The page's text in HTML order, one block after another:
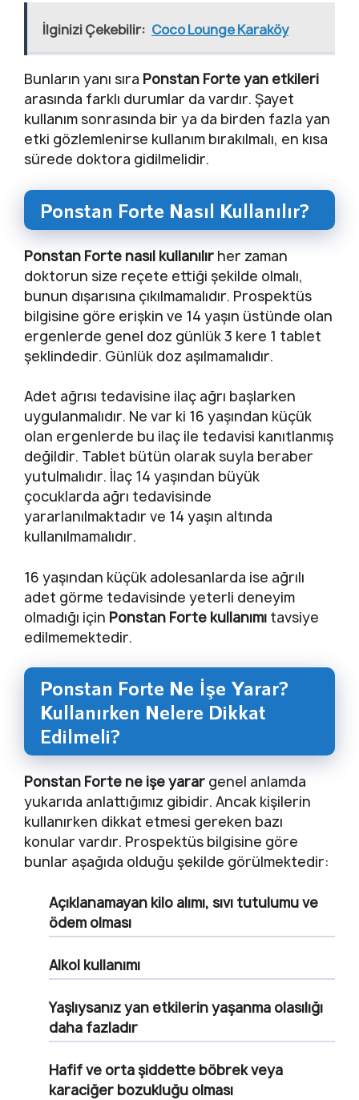
İlginizi Çekebilir: Coco Lounge Karaköy
Bunların yanı sıra Ponstan Forte yan etkileri
arasında farklı durumlar da vardır. Şayet
kullanım sonrasında bir ya da birden fazla yan
etki gözlemlenirse kullanım bırakılmalı, en kısa
sürede doktora gidilmelidir.
Ponstan Forte Nasıl Kullanılır?
Ponstan Forte nasıl kullanılır her zaman
doktorun size reçete ettiği şekilde olmalı,
bunun dışarısına çıkılmamalıdır. Prospektüs
bilgisine göre erişkin ve 14 yaşın üstünde olan
ergenlerde genel doz günlük 3 kere 1 tablet
şeklindedir. Günlük doz aşılmamalıdır.
Adet ağrısı tedavisine ilaç ağrı başlarken
uygulanmalıdır. Ne var ki 16 yaşından küçük
olan ergenlerde bu ilaç ile tedavisi kanıtlanmış
değildir. Tablet bütün olarak suyla beraber
yutulmalıdır. İlaç 14 yaşından büyük
çocuklarda ağrı tedavisinde
yararlanılmaktadır ve 14 yaşın altında
kullanılmamalıdır.
16 yaşından küçük adolesanlarda ise ağrılı
adet görme tedavisinde yeterli deneyim
olmadığı için Ponstan Forte kullanımı tavsiye
edilmemektedir.
Ponstan Forte Ne İşe Yarar?
Kullanırken Nelere Dikkat
Edilmeli?
Ponstan Forte ne işe yarar genel anlamda
yukarıda anlattığımız gibidir. Ancak kişilerin
kullanırken dikkat etmesi gereken bazı
konular vardır. Prospektüs bilgisine göre
bunlar aşağıda olduğu şekilde görülmektedir:
Açıklanamayan kilo alımı, sıvı tutulumu ve
ödem olması
Alkol kullanımı
Yaşlıysanız yan etkilerin yaşanma olasılığı
daha fazladır
Hafif ve orta şiddette böbrek veya
karaciğer bozukluğu olması